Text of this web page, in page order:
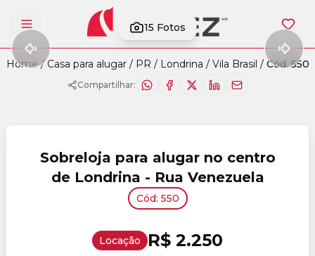
Abrir menu 15 Fotos
Home / Casa para alugar / PR / Londrina / Vila Brasil / Cód. 550
Compartilhar:
Sobreloja para alugar no centro
de Londrina - Rua Venezuela
Cód: 550
Locação R$ 2.250